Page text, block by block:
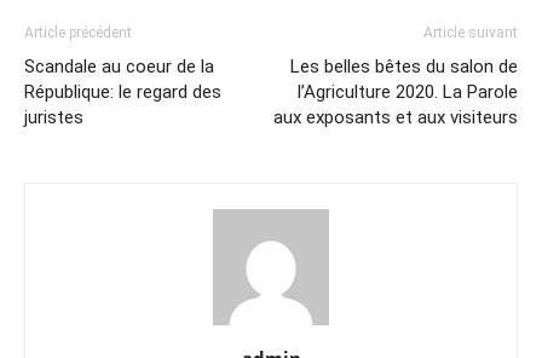
Article précédent
Scandale au coeur de la
République: le regard des
juristes
Article suivant
Les belles bêtes du salon de
l’Agriculture 2020. La Parole
aux exposants et aux visiteurs